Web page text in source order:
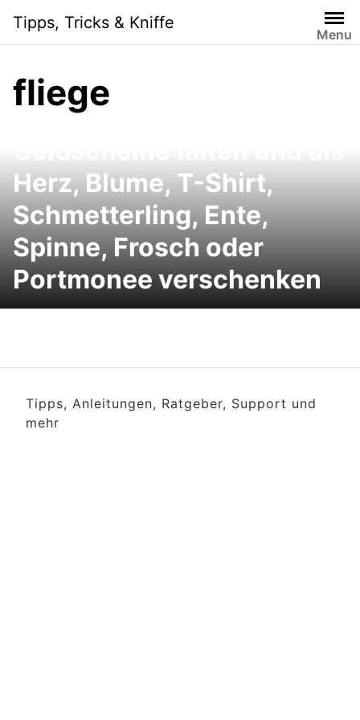
content
Tipps, Tricks & Kniffe
Menu
fliege
3D-Geldgeschenke:
Herz, Blume, T-Shirt,
Schmetterling, Ente,
Spinne, Frosch oder
Portmonee verschenken
Tipps, Anleitungen, Ratgeber, Support und
mehr